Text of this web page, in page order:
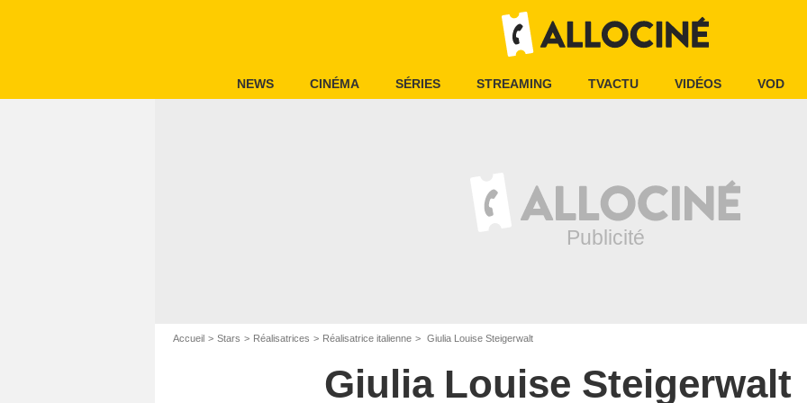
NEWS CINÉMA SÉRIES STREAMING TVACTU VIDÉOS VOD
Accueil Stars Réalisatrices Réalisatrice italienne Giulia Louise Steigerwalt
Giulia Louise Steigerwalt